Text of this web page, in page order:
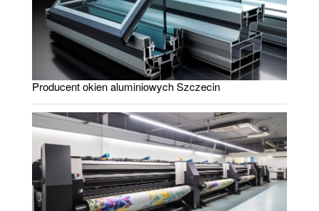
Producent okien aluminiowych Szczecin